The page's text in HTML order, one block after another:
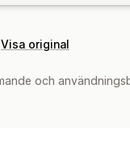
Visa original
och